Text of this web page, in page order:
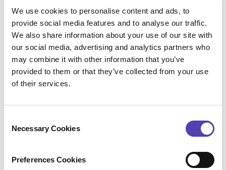
We use cookies to personalise content and ads, to
provide social media features and to analyse our traffic.
We also share information about your use of our site with
our social media, advertising and analytics partners who
may combine it with other information that you’ve
provided to them or that they’ve collected from your use
of their services.
Necessary Cookies
Preferences Cookies
Accédez à des analyses
stratégiques sur les brevets
Impossible de rédiger des brevets de qualité ni de
maintenir un portefeuille solide sans analyse, aussi
bien sur vos propres actifs que sur ceux des
de main dans le module intégré de
recherche et
analyse de brevets AcclaimIP™
. Recherchez et
extrayez des informations sur plus de 150 millions
de documents provenant de plus de 100 pays.